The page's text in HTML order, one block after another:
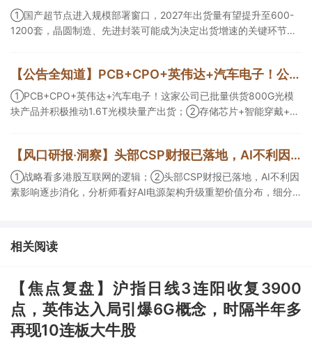
①国产超节点进入规模部署窗口，2027年出货量有望提升至600-
1200套，晶圆制造、先进封装可能成为决定出货增速的关键环节；
换芯片已经由送样验证逐步进入小批量应用，中低速率产品替代有
望加快，400G、800G产品正进入认证和导入阶段。
【公告全知道】PCB+CPO+英伟达+汽车电子！公司已批量供货800G光模块
①PCB+CPO+英伟达+汽车电子！这家公司已批量供货800G光模
块产品并积极推动1.6T光模块量产出货；②存储芯片+智能穿戴+华
【风口研报·洞察】头部CSP财报已落地，AI不利因素影响逐步消化，分析师看好AI电源架构升级重塑价值分布，细分龙头迈入放量验证阶段；战略看多港股互联网的逻辑
①战略看多港股互联网的逻辑；②头部CSP财报已落地，AI不利因
素影响逐步消化，分析师看好AI电源架构升级重塑价值分布，细分
智能获新财富分析师深度覆盖；④在个股机构关注度排行中，华峰
化学首次上榜，前五名依次为东鹏饮料>药明康德>百润股份>华峰
相关阅读
【焦点复盘】沪指日线3连阳收复3900
点，英伟达入局引爆6G概念，时隔半年多
再现10连板大牛股